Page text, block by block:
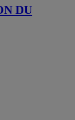
DU